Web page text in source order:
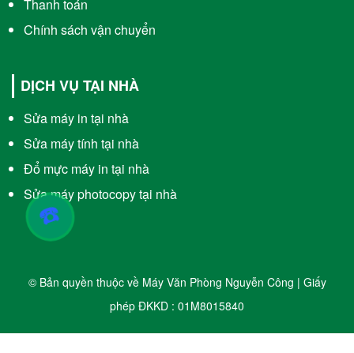
Thanh toán
Chính sách vận chuyển
DỊCH VỤ TẠI NHÀ
Sửa máy in tại nhà
Sửa máy tính tại nhà
Đổ mực máy in tại nhà
Sửa máy photocopy tại nhà
© Bản quyền thuộc về Máy Văn Phòng Nguyễn Công | Giấy
phép ĐKKD : 01M8015840
☎️